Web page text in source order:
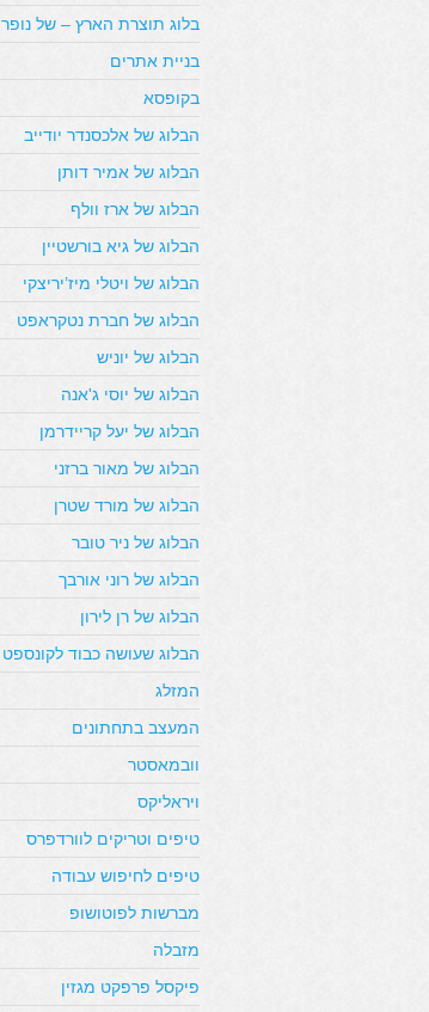
בלוג תוצרת הארץ – של נופר
בניית אתרים
בקופסא
הבלוג של אלכסנדר יודייב
הבלוג של אמיר דותן
הבלוג של ארז וולף
הבלוג של גיא בורשטיין
הבלוג של ויטלי מיז’יריצקי
הבלוג של חברת נטקראפט
הבלוג של יוניש
הבלוג של יוסי ג'אנה
הבלוג של יעל קריידרמן
הבלוג של מאור ברזני
הבלוג של מורד שטרן
הבלוג של ניר טובר
הבלוג של רוני אורבך
הבלוג של רן לירון
הבלוג שעושה כבוד לקונספט
המזלג
המעצב בתחתונים
וובמאסטר
ויראליקס
טיפים וטריקים לוורדפרס
טיפים לחיפוש עבודה
מברשות לפוטושופ
מזבלה
פיקסל פרפקט מגזין